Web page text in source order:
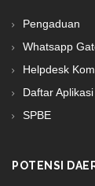
Pengaduan
Whatsapp
Helpdesk
Daftar Aplikasi
SPBE
POTENSI